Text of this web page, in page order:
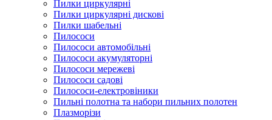
Пилки циркулярні
Пилки циркулярні дискові
Пилки шабельні
Пилососи
Пилососи автомобільні
Пилососи акумуляторні
Пилососи мережеві
Пилососи садові
Пилососи-електровіники
Пильні полотна та набори пильних полотен
Плазморізи